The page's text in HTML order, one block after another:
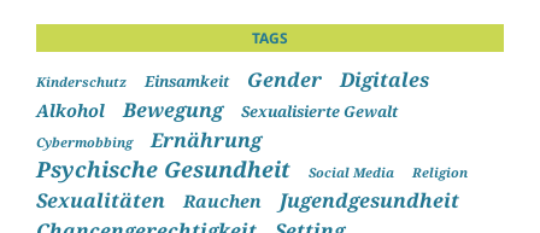
TAGS
Kinderschutz Einsamkeit Gender Digitales
Alkohol Bewegung Sexualisierte Gewalt
Cybermobbing Ernährung
Psychische Gesundheit Social Media Religion
Sexualitäten Rauchen
Jugendgesundheit